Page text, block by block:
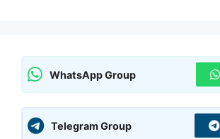
WhatsApp Group
Telegram Group